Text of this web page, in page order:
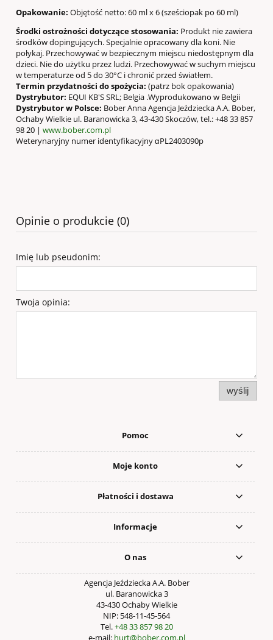
Opakowanie: Objętość netto: 60 ml x 6 (sześciopak po 60 ml)
Środki ostrożności dotyczące stosowania: Produkt nie zawiera
środków dopingujących. Specjalnie opracowany dla koni. Nie
połykaj. Przechowywać w bezpiecznym miejscu niedostępnym dla
dzieci. Nie do użytku przez ludzi. Przechowywać w suchym miejscu
w temperaturze od 5 do 30°C i chronić przed światłem.
Termin przydatności do spożycia: (patrz bok opakowania)
Dystrybutor: EQUI KB'S SRL; Belgia .Wyprodukowano w Belgii
Dystrybutor w Polsce: Bober Anna Agencja Jeździecka A.A. Bober,
Ochaby Wielkie ul. Baranowicka 3, 43-430 Skoczów, tel.: +48 33 857
98 20 | www.bober.com.pl
Weterynaryjny numer identyfikacyjny αPL2403090p
Opinie o produkcie (0)
Imię lub pseudonim:
Twoja opinia:
wyślij
Pomoc
Moje konto
Płatności i dostawa
Informacje
O nas
Agencja Jeździecka A.A. Bober
ul. Baranowicka 3
43-430 Ochaby Wielkie
NIP: 548-11-45-564
Tel.+48 33 857 98 20